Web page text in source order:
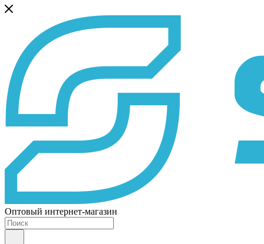
Оптовый интернет-магазин